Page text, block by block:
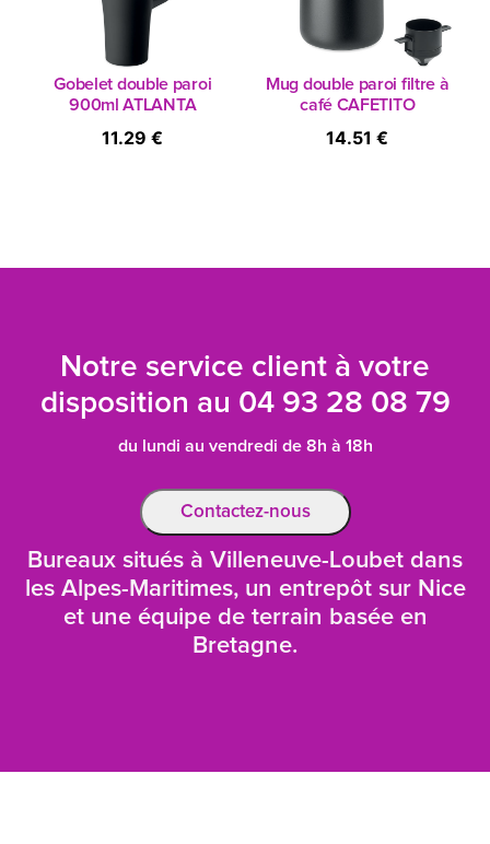
Gobelet double paroi
900ml ATLANTA
11.29 €
Mug double paroi filtre à
café CAFETITO
14.51 €
Notre service client à votre
disposition au 04 93 28 08 79
du lundi au vendredi de 8h à 18h
Contactez-nous
Bureaux situés à Villeneuve-Loubet dans
les Alpes-Maritimes, un entrepôt sur Nice
et une équipe de terrain basée en
Bretagne.